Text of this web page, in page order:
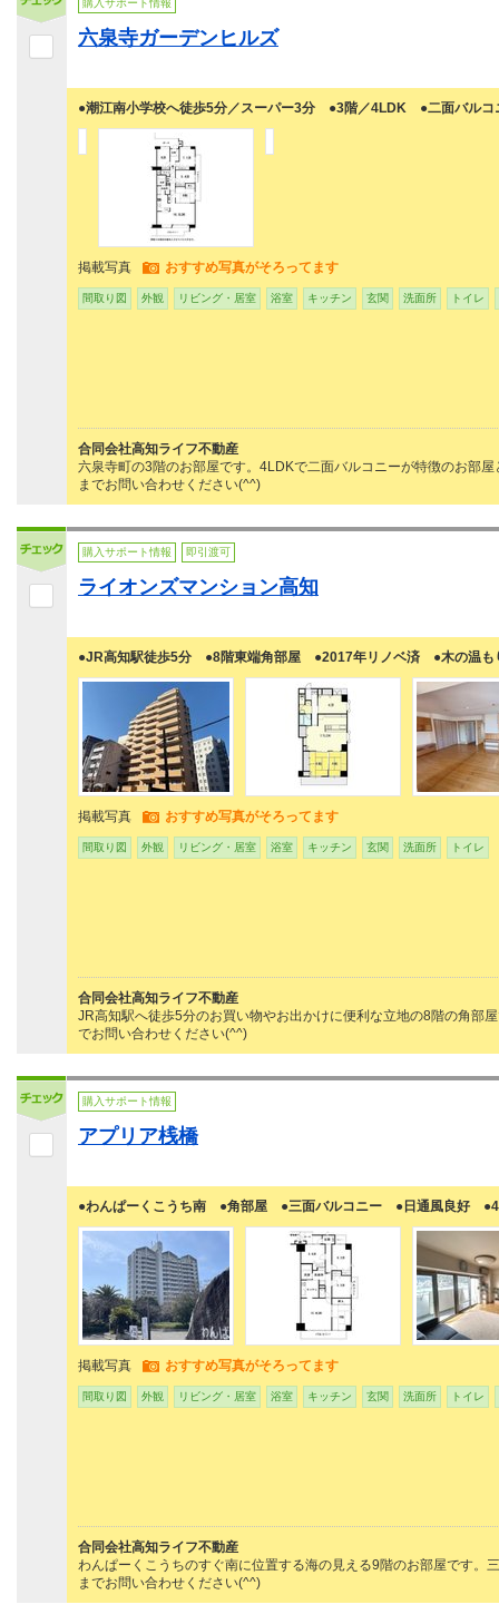
購入サポート情報
六泉寺ガーデンヒルズ
●潮江南小学校へ徒歩5分／スーパー3分 ●3階／4LDK ●二面バルコ
掲載写真 おすすめ写真がそろってます
間取り図 外観 リビング・居室 浴室 キッチン 玄関 洗面所 トイレ
合同会社高知ライフ不動産
六泉寺町の3階のお部屋です。4LDKで二面バルコニーが特徴のお部
までお問い合わせください(^^)
購入サポート情報 即引渡可
ライオンズマンション高知
●JR高知駅徒歩5分 ●8階東端角部屋 ●2017年リノベ済 ●木の温も
掲載写真 おすすめ写真がそろってます
間取り図 外観 リビング・居室 浴室 キッチン 玄関 洗面所 トイレ
合同会社高知ライフ不動産
JR高知駅へ徒歩5分のお買い物やお出かけに便利な立地の8階の角部
でお問い合わせください(^^)
購入サポート情報
アプリア桟橋
●わんぱーくこうち南 ●角部屋 ●三面バルコニー ●日通風良好
掲載写真 おすすめ写真がそろってます
間取り図 外観 リビング・居室 浴室 キッチン 玄関 洗面所 トイレ
合同会社高知ライフ不動産
わんぱーくこうちのすぐ南に位置する海の見える9階のお部屋です
までお問い合わせください(^^)